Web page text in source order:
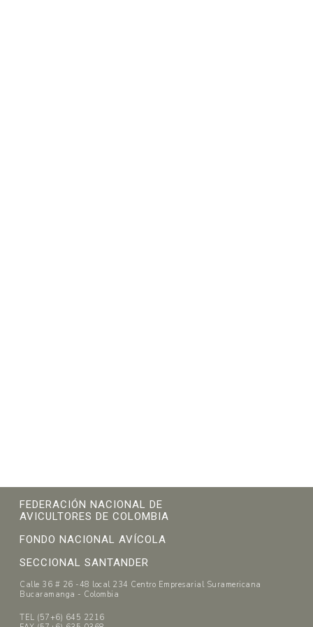
FEDERACIÓN NACIONAL DE
AVICULTORES DE COLOMBIA
FONDO NACIONAL AVÍCOLA
SECCIONAL SANTANDER
Calle 36 # 26 -48 local 234 Centro Empresarial Suramericana
Bucaramanga - Colombia
TEL (57+6) 645 2216